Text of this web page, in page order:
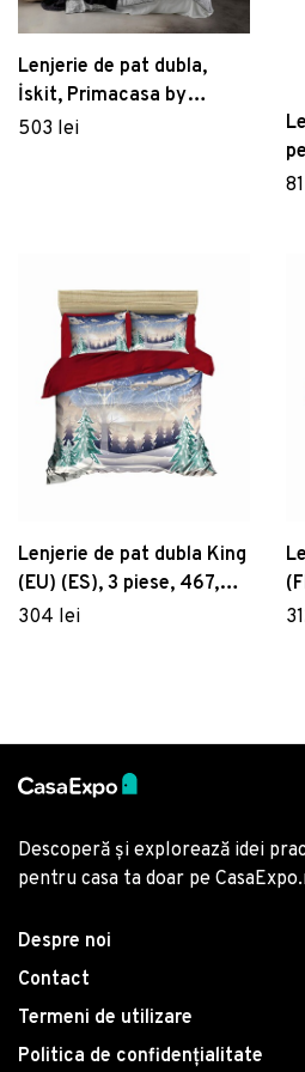
Lenjerie de pat dubla,
İskit, Primacasa by
Türkiz, Bumbac Satinat
503 lei
Lenjerie de pat dubla King
(EU) (ES), 3 piese, 467,
Pearl Home, Poliester
304 lei
Descoperă și explorează idei
pentru casa ta doar pe
Despre noi
Contact
Termeni de utilizare
Politica de confidențialitate